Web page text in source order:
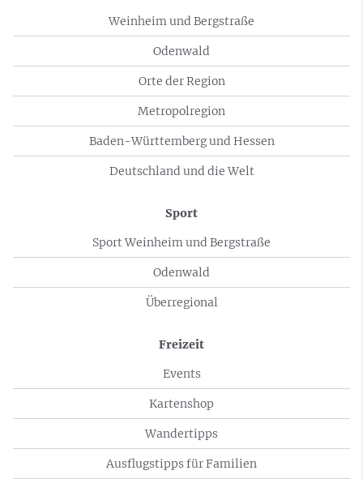
Weinheim und Bergstraße
Odenwald
Orte der Region
Metropolregion
Baden-Württemberg und Hessen
Deutschland und die Welt
Sport
Sport Weinheim und Bergstraße
Odenwald
Überregional
Freizeit
Events
Kartenshop
Wandertipps
Ausflugstipps für Familien